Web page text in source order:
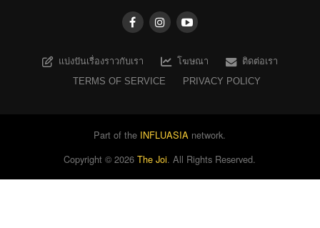
แบ่งปันเรื่องราวกับเรา โฆษณา
ติดต่อเรา
TERMS OF SERVICE
PRIVACY POLICY
Part of the INFLUASIA network.
Copyright ©2026 The Joi. All Rights Reserved.